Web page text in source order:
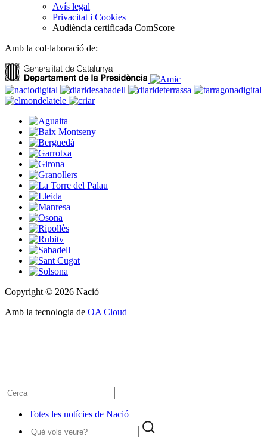
Avís legal
Privacitat i Cookies
Audiència certificada ComScore
Amb la col·laboració de:
Copyright © 2026 Nació
Amb la tecnologia de OA Cloud
Totes les notícies de Nació